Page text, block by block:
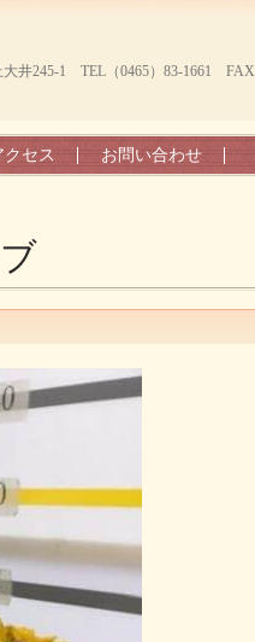
井245-1 TEL（0465）83-1661 FAX
クセス お問い合わせ